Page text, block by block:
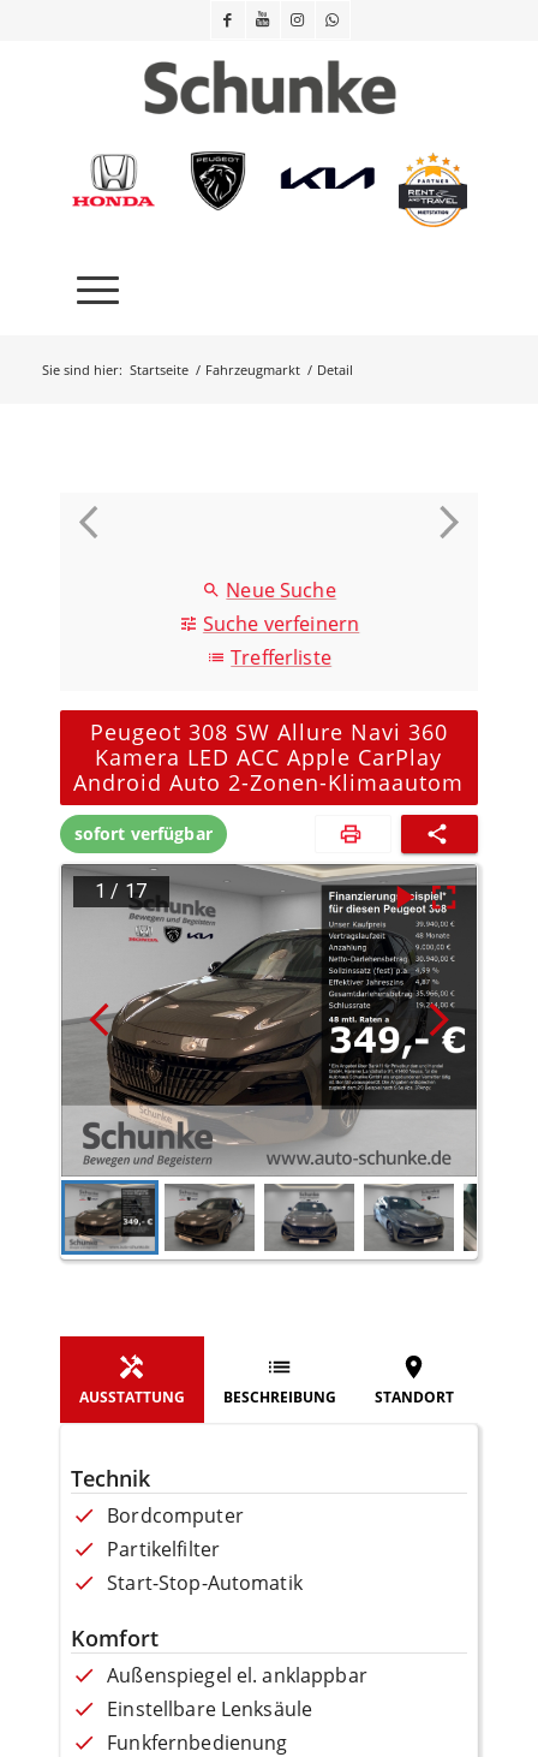
Sie sind hier: Startseite / Fahrzeugmarkt / Detail
Neue Suche
Suche verfeinern
Trefferliste
Peugeot 308 SW Allure Navi 360
Kamera LED ACC Apple CarPlay
Android Auto 2-Zonen-Klimaautom
sofort verfügbar
1 / 17
AUSSTATTUNG BESCHREIBUNG STANDORT
Technik
Bordcomputer
Partikelfilter
Start-Stop-Automatik
Komfort
Außenspiegel el. anklappbar
Einstellbare Lenksäule
Funkfernbedienung